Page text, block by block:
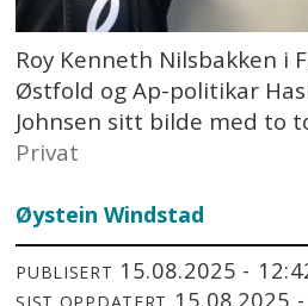
Roy Kenneth Nilsbakken i
Østfold og Ap-politikar
Johnsen sitt bilde med to
Privat
Øystein Windstad
PUBLISERT 15.08.2025 -
SIST OPPDATERT 15.08.2025